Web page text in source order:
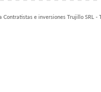
Contratistas e inversiones Trujillo SRL -